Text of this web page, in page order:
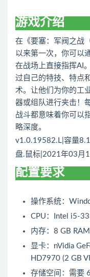
游戏介绍
在《要塞：军阀之战
以来第一次，你可以
在战场上直接指挥AI
过自己的特技、特点
术。让他们为你的工
器或组队进行夹击！
战斗都意味着你可以
略深度。
v1.0.19582.L|容量
盘.鼠标|2021年03月
配置要求
操作系统：
CPU：Intel i5-
内存：8 GB RAM
显卡：nVidia
HD7970 (2 GB
存储空间：需要